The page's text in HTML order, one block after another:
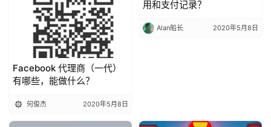
Facebook 代理商（一代）
有哪些，能做什么？
何俊杰 2020年5月8日
用和支付记录？
Alan船长 2020年5月8日